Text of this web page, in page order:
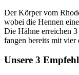
Der Körper vom
wobei die Hennen
Die Hähne erreichen
fangen bereits mit
Unsere 3